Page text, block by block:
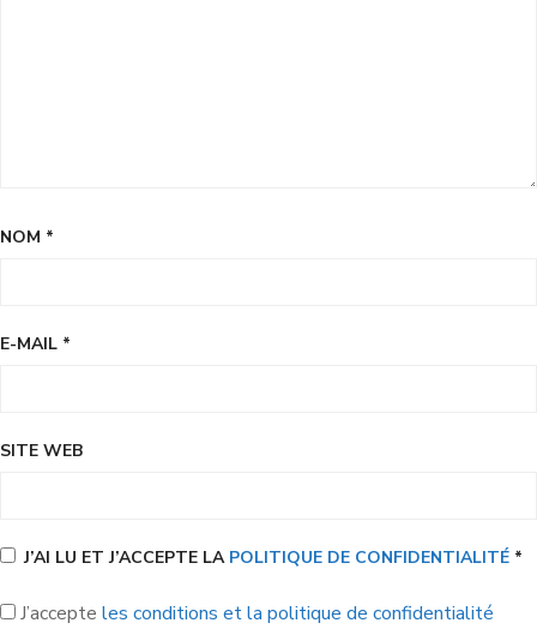
NOM *
E-MAIL *
SITE WEB
J’AI LU ET J’ACCEPTE LA POLITIQUE DE CONFIDENTIALITÉ *
J’accepte les conditions et la politique de confidentialité